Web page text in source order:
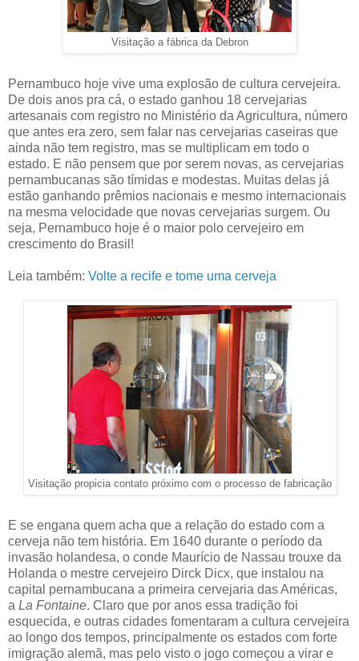
Visitação a fábrica da Debron
Pernambuco hoje vive uma explosão de cultura cervejeira.
De dois anos pra cá, o estado ganhou 18 cervejarias
artesanais com registro no Ministério da Agricultura, número
que antes era zero, sem falar nas cervejarias caseiras que
ainda não tem registro, mas se multiplicam em todo o
estado. E não pensem que por serem novas, as cervejarias
pernambucanas são tímidas e modestas. Muitas delas já
estão ganhando prêmios nacionais e mesmo internacionais
na mesma velocidade que novas cervejarias surgem. Ou
seja, Pernambuco hoje é o maior polo cervejeiro em
crescimento do Brasil!
Leia também: Volte a recife e tome uma cerveja
Visitação propicia contato próximo com o processo de fabricação
E se engana quem acha que a relação do estado com a
cerveja não tem história. Em 1640 durante o período da
invasão holandesa, o conde Maurício de Nassau trouxe da
Holanda o mestre cervejeiro Dirck Dicx, que instalou na
capital pernambucana a primeira cervejaria das Américas,
a La Fontaine. Claro que por anos essa tradição foi
esquecida, e outras cidades fomentaram a cultura cervejeira
ao longo dos tempos, principalmente os estados com forte
imigração alemã, mas pelo visto o jogo começou a virar e